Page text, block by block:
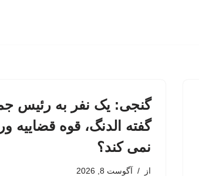
گنجی: یک نفر به رئیس
گفته الدنگ، قوه قضاییه
نمی کند؟
از آگوست 8, 2026